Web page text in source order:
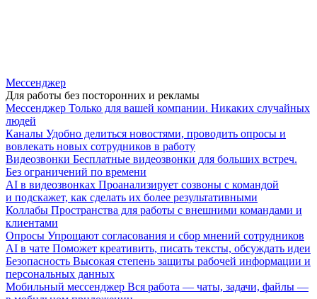
Мессенджер
Для работы без посторонних и рекламы
Мессенджер Только для вашей компании. Никаких случайных
людей
Каналы Удобно делиться новостями, проводить опросы и
вовлекать новых сотрудников в работу
Видеозвонки Бесплатные видеозвонки для больших встреч.
Без ограничений по времени
AI в видеозвонках Проанализирует созвоны с командой
и подскажет, как сделать их более результативными
Коллабы Пространства для работы с внешними командами и
клиентами
Опросы Упрощают согласования и сбор мнений сотрудников
AI в чате Поможет креативить, писать тексты, обсуждать идеи
Безопасность Высокая степень защиты рабочей информации и
персональных данных
Мобильный мессенджер Вся работа — чаты, задачи, файлы —